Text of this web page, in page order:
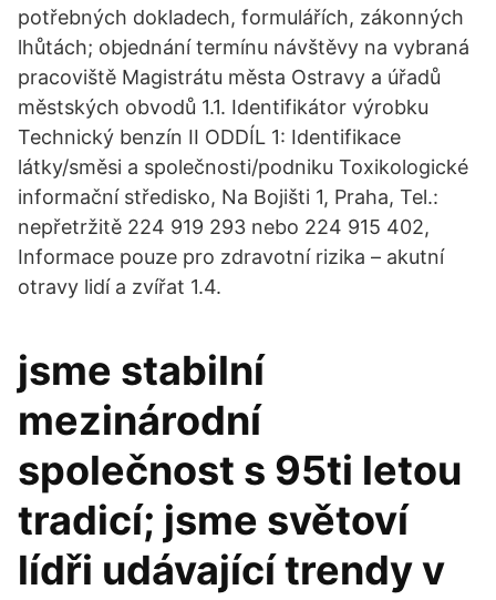
potřebných dokladech, formulářích, zákonných
lhůtách; objednání termínu návštěvy na vybraná
pracoviště Magistrátu města Ostravy a úřadů
městských obvodů 1.1. Identifikátor výrobku
Technický benzín II ODDÍL 1: Identifikace
látky/směsi a společnosti/podniku Toxikologické
informační středisko, Na Bojišti 1, Praha, Tel.:
nepřetržitě 224 919 293 nebo 224 915 402,
Informace pouze pro zdravotní rizika – akutní
otravy lidí a zvířat 1.4.
jsme stabilní
mezinárodní
společnost s 95ti letou
tradicí; jsme světoví
lídři udávající trendy v